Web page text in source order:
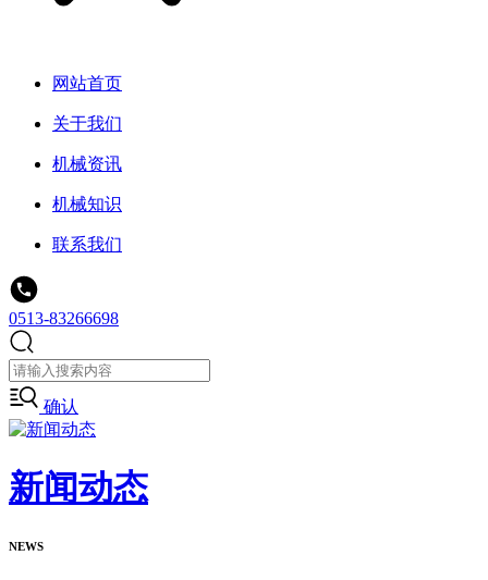
网站首页
关于我们
机械资讯
机械知识
联系我们
0513-83266698
确认
新闻动态
NEWS